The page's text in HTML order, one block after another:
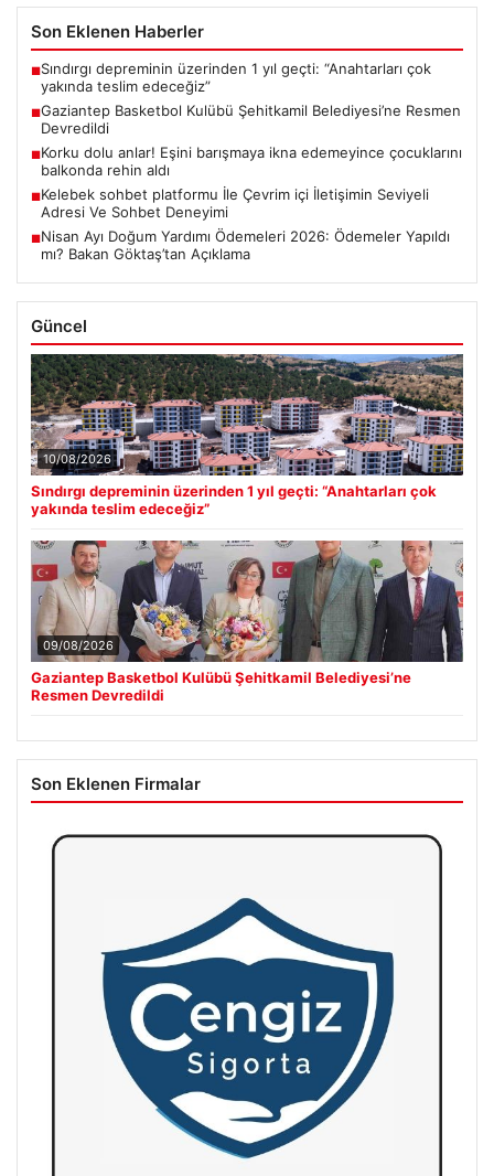
Son Eklenen Haberler
■Sındırgı depreminin üzerinden 1 yıl geçti: “Anahtarları çok
yakında teslim edeceğiz”
■Gaziantep Basketbol Kulübü Şehitkamil Belediyesi’ne Resmen
Devredildi
■Korku dolu anlar! Eşini barışmaya ikna edemeyince çocuklarını
balkonda rehin aldı
■Kelebek sohbet platformu İle Çevrim içi İletişimin Seviyeli
Adresi Ve Sohbet Deneyimi
■Nisan Ayı Doğum Yardımı Ödemeleri 2026: Ödemeler Yapıldı
mı? Bakan Göktaş’tan Açıklama
Güncel
10/08/2026
Sındırgı depreminin üzerinden 1 yıl geçti: “Anahtarları çok
yakında teslim edeceğiz”
09/08/2026
Gaziantep Basketbol Kulübü Şehitkamil Belediyesi’ne
Resmen Devredildi
Son Eklenen Firmalar